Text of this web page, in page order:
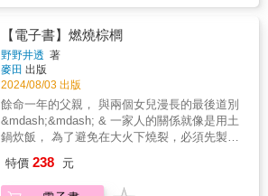
（《細雪》之家）．谷崎潤一郎紀念館本書特
色1. 小開本大字精裝輕量版，適合睡前閱讀的
枕邊書2. 32頁全彩特輯「谷崎潤一郎文學
&《春琴抄》」3. 獨家收錄〈春琴抄後語〉、
「春琴・佐助年表」、「谷崎潤一郎年表」
裡，可見一個人如何與象徵「家」的權威對
卡與出版社、情人菲莉絲．包爾的通信，以及
日記內容，帶讀者一窺這位偉大作家如何淬鍊
筆下的荒誕世界。&專文推薦&「何以卡夫卡要
將這幾部作品置於一個共同的標題之下，這點
是容易理解的。每個中心都涉及了一種轉折，
過程中發生了權力的置換──打從一開始就被賦
予權力的人受到了懲罰，而後權力轉向了他的
對手，也就是他權力原初的對象。」&──史丹
利．康戈爾德（Stanley Corngold） 普林斯頓
大學德語暨比較文學榮譽教授、卡夫卡研究專
良，對吧？相對的，盡可能減少自己的善良秉
性，正是令你不致受到誘惑的不二法門！「想
想那些膽大妄為的政客，他們的心理狀態，根
本是由「1％的道德」和「99％的不道德」組
成，但他們不僅不是罪犯，甚至還被譽為「國
民的最佳典範」呢！」你很難想像，這段話是
出於半個世紀前的三島由紀夫之筆。《不道德
教育講座》是三島由紀夫的隨筆代表作，他在
書中以反諷批判俗世，以心理分析和敏銳的洞
【電子書】燃燒棕櫚
野野井透 著
麥田 出版
2024/08/03 出版
餘命一年的父親， 與兩個女兒漫長的最後道別
&mdash;&mdash; & 一家人的關係就像是用土
鍋炊飯， 為了避免在大火下燒裂，必須先製造
得獎作‧第三十六屆三島由紀夫獎入圍作 面對
「告別」最誠實而動人的書寫 & ▍內容簡介 &
特價 238 元